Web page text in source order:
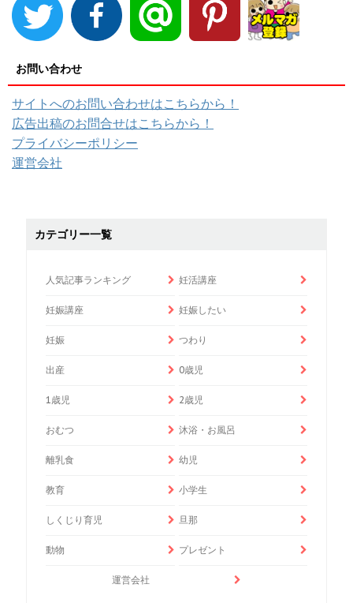
お問い合わせ
サイトへのお問い合わせはこちらから！
広告出稿のお問合せはこちらから！
プライバシーポリシー
運営会社
カテゴリー一覧
人気記事ランキング 妊活講座
妊娠講座 妊娠したい
妊娠 つわり
出産 0歳児
1歳児 2歳児
おむつ 沐浴・お風呂
離乳食 幼児
教育 小学生
しくじり育児 旦那
動物 プレゼント
運営会社